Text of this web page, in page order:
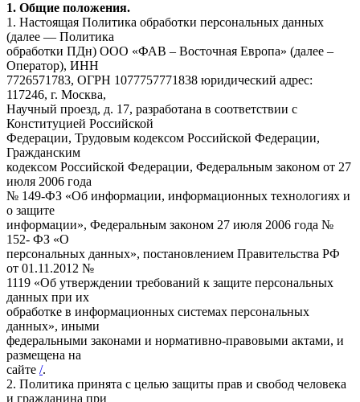
1. Общие положения.
1. Настоящая Политика обработки персональных данных
(далее — Политика
обработки ПДн) ООО «ФАВ – Восточная Европа» (далее –
Оператор), ИНН
7726571783, ОГРН 1077757771838 юридический адрес:
117246, г. Москва,
Научный проезд, д. 17, разработана в соответствии с
Конституцией Российской
Федерации, Трудовым кодексом Российской Федерации,
Гражданским
кодексом Российской Федерации, Федеральным законом от 27
июля 2006 года
№ 149-ФЗ «Об информации, информационных технологиях и
о защите
информации», Федеральным законом 27 июля 2006 года №
152- ФЗ «О
персональных данных», постановлением Правительства РФ
от 01.11.2012 №
1119 «Об утверждении требований к защите персональных
данных при их
обработке в информационных системах персональных
данных», иными
федеральными законами и нормативно-правовыми актами, и
размещена на
сайте /.
2. Политика принята с целью защиты прав и свобод человека
и гражданина при